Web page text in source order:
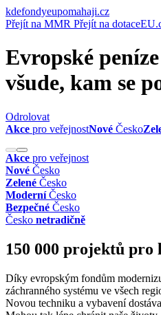
kdefondyeupomahaji.cz
Přejít na MMR Přejít na
Evropské peníze
všude, kam se
Odrolovat
Akce pro veřejnostNové Česko
Akce pro veřejnost
Nové Česko
Zelené Česko
ModerníČesko
Bezpečné Česko
Česko netradičně
150 000 projektů pro
Díky evropským fondům
záchranného systému ve všech
Novou techniku a vybavení